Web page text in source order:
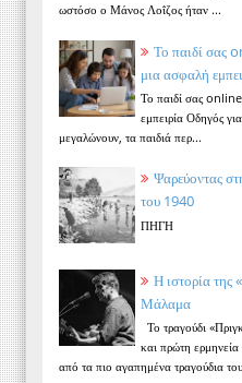
ωστόσο ο Μάνος Λοΐζος ήταν ...
Το παιδί σας
μια ασφαλή
Το παιδί σας
εμπειρία Οδηγός
μεγαλώνουν, τα παιδιά περ...
Ψαρεύοντας
του 1940
ΠΗΓΗ
Η ιστορία της
Μάλαμα
Το τραγούδι
και πρώτη
από τα πιο αγαπημένα τραγούδια